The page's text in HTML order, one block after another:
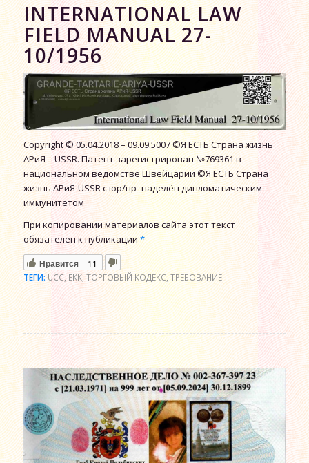
INTERNATIONAL LAW
FIELD MANUAL 27-
10/1956
Copyright © 05.04.2018 – 09.09.5007 ©Я ЕСТЬ Страна жизнь
АРиЯ – USSR. Патент зарегистрирован №769361 в
национальном ведомстве Швейцарии ©Я ЕСТЬ Страна
жизнь АРиЯ-USSR с юр/пр- наделён дипломатическим
иммунитетом
При копировании материалов сайта этот текст
обязателен к публикации*
Нравится
11
ТЕГИ:UCC,ЕКК,ТОРГОВЫЙ КОДЕКС,ТРЕБОВАНИЕ